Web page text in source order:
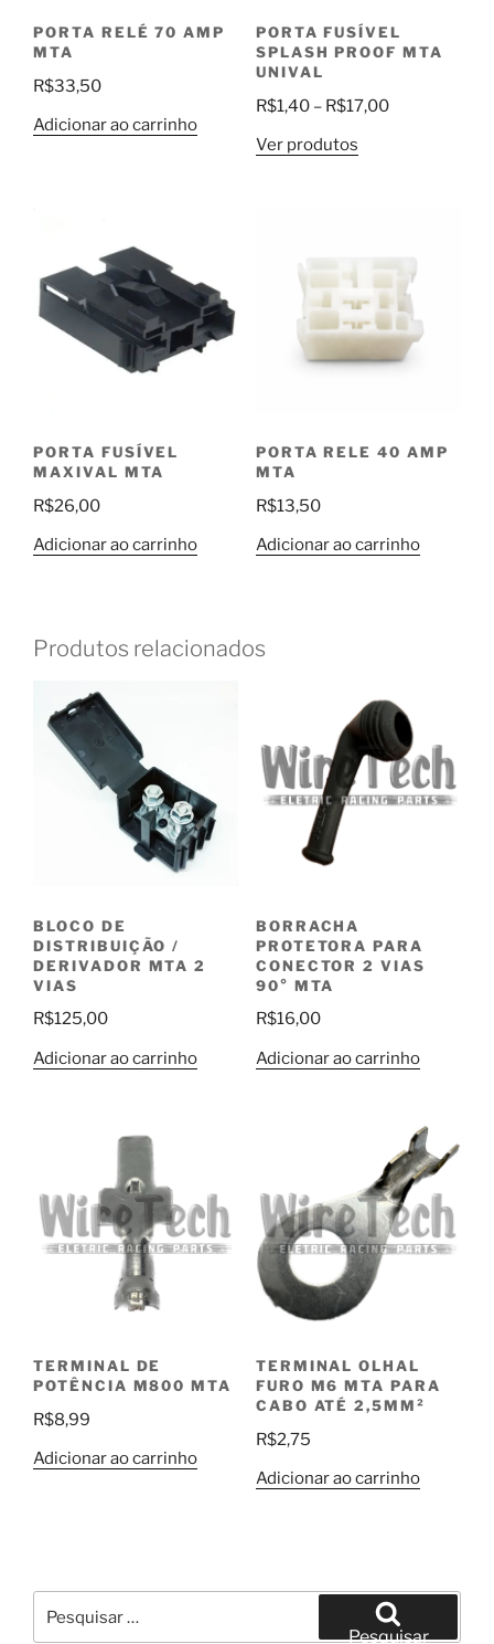
PORTA RELÉ 70 AMP
MTA
R$33,50
Adicionar ao carrinho
PORTA FUSÍVEL
SPLASH PROOF MTA
UNIVAL
R$1,40 – R$17,00Faixa
Ver produtos
PORTA FUSÍVEL
MAXIVAL MTA
R$26,00
Adicionar ao carrinho
PORTA RELE 40 AMP
MTA
R$13,50
Adicionar ao carrinho
Produtos relacionados
BLOCO DE
DISTRIBUIÇÃO /
DERIVADOR MTA 2
VIAS
R$125,00
Adicionar ao carrinho
BORRACHA
PROTETORA PARA
CONECTOR 2 VIAS
90° MTA
R$16,00
Adicionar ao carrinho
TERMINAL DE
POTÊNCIA M800 MTA
R$8,99
Adicionar ao carrinho
TERMINAL OLHAL
FURO M6 MTA PARA
CABO ATÉ 2,5MM²
R$2,75
Adicionar ao carrinho
por:
Pesquisar